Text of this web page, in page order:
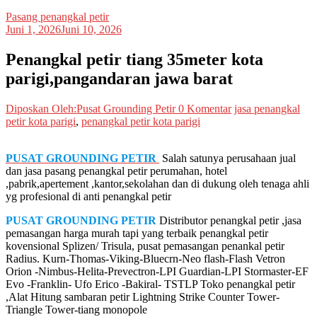
Pasang penangkal petir
Juni 1, 2026Juni 10, 2026
Penangkal petir tiang 35meter kota
parigi,pangandaran jawa barat
Diposkan Oleh:Pusat Grounding Petir0 Komentar jasa penangkal
petir kota parigi, penangkal petir kota parigi
PUSAT GROUNDING PETIR Salah satunya perusahaan jual
dan jasa pasang penangkal petir perumahan, hotel
,pabrik,apertement ,kantor,sekolahan dan di dukung oleh tenaga ahli
yg profesional di anti penangkal petir
PUSAT GROUNDING PETIR Distributor penangkal petir ,jasa
pemasangan harga murah tapi yang terbaik penangkal petir
kovensional Splizen/ Trisula, pusat pemasangan penankal petir
Radius. Kurn-Thomas-Viking-Bluecrn-Neo flash-Flash Vetron
Orion -Nimbus-Helita-Prevectron-LPI Guardian-LPI Stormaster-EF
Evo -Franklin- Ufo Erico -Bakiral- TSTLP Toko penangkal petir
,Alat Hitung sambaran petir Lightning Strike Counter Tower-
Triangle Tower-tiang monopole